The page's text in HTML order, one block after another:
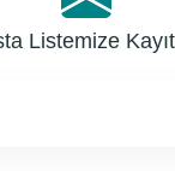
Listemize